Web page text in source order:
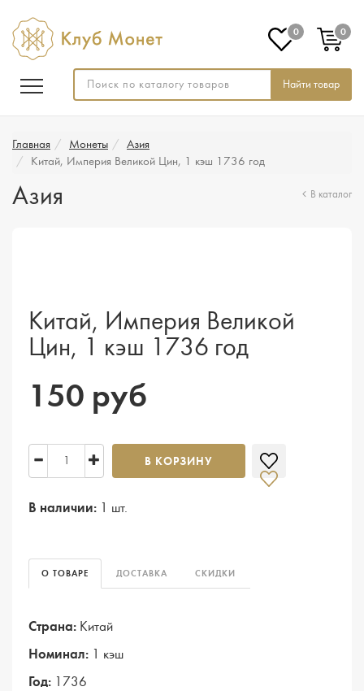
Найти товар
0 0
Главная Монеты
Азия
Китай, Империя Великой Цин, 1 кэш 1736 год
Азия В каталог
Китай, Империя Великой
Цин, 1 кэш 1736 год
150 руб
В КОРЗИНУ
В наличии: 1 шт.
О ТОВАРЕ ДОСТАВКА СКИДКИ
Страна: Китай
Номинал: 1 кэш
Год: 1736